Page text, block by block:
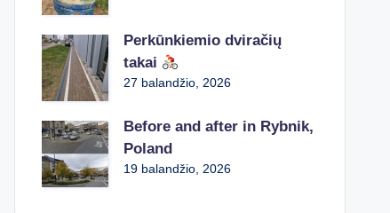
Perkūnkiemio dviračių
takai
27 balandžio, 2026
Before and after in Rybnik,
Poland
19 balandžio, 2026